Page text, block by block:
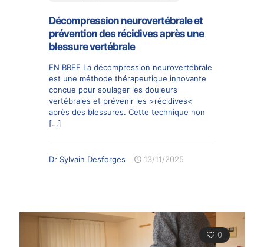
Décompression neurovertébrale et
prévention des récidives après une
blessure vertébrale
EN BREF La décompression neurovertébrale
est une méthode thérapeutique innovante
conçue pour soulager les douleurs
vertébrales et prévenir les >récidives<
après des blessures. Cette technique non
[…]
Dr Sylvain Desforges 13/11/2025
0